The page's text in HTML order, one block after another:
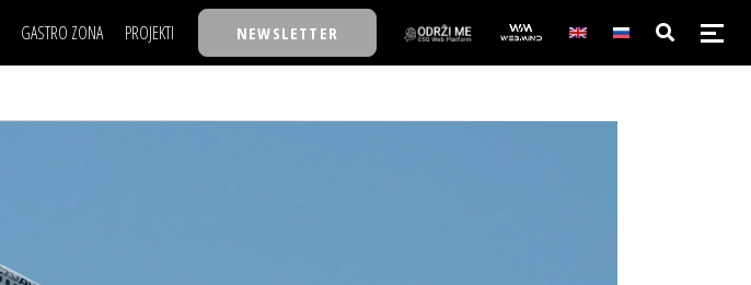
GASTRO ZONA PROJEKTI NEWSLETTER
NAJKOLEGA
30 ISPOD 30